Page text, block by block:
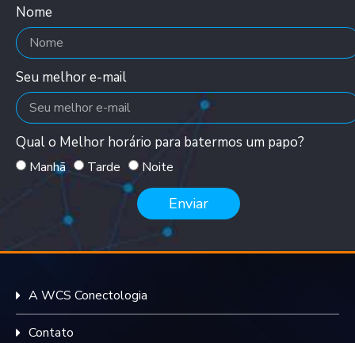
Nome
Seu melhor e-mail
Qual o Melhor horário para batermos um papo?
Manhã Tarde Noite
Enviar
A WCS Conectologia
Contato